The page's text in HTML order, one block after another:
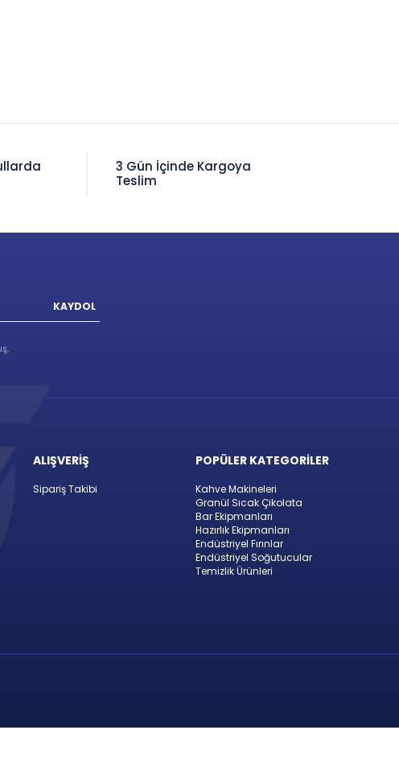
3 Gün İçinde Kargoya
Teslim
KAYDOL
ALIŞVERİŞ
Sipariş Takibi
POPÜLER KATEGORİLER
Kahve Makineleri
Granül Sıcak Çikolata
Bar Ekipmanları
Hazırlık Ekipmanları
Endüstriyel Fırınlar
Endüstriyel Soğutucular
Temizlik Ürünleri